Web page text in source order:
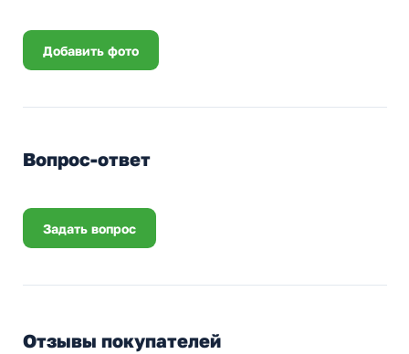
Добавить фото
Вопрос-ответ
Задать вопрос
Отзывы покупателей